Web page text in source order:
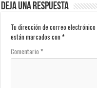
Deja una respuesta
Tu dirección de correo electrónico
están marcados con*
Comentario*